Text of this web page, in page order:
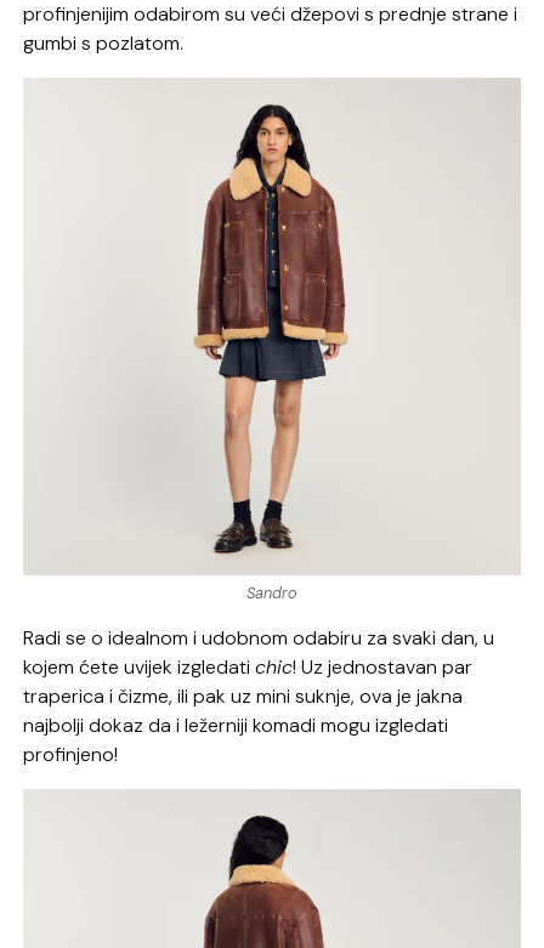
profinjenijim odabirom su veći džepovi s prednje strane i
gumbi s pozlatom.
Sandro
Radi se o idealnom i udobnom odabiru za svaki dan, u
kojem ćete uvijek izgledatichic! Uz jednostavan par
traperica i čizme, ili pak uz mini suknje, ova je jakna
najbolji dokaz da i ležerniji komadi mogu izgledati
profinjeno!